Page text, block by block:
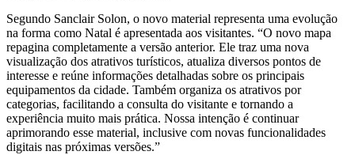
Segundo Sanclair Solon, o novo material representa uma evolução
na forma como Natal é apresentada aos visitantes. “O novo mapa
repagina completamente a versão anterior. Ele traz uma nova
visualização dos atrativos turísticos, atualiza diversos pontos de
interesse e reúne informações detalhadas sobre os principais
equipamentos da cidade. Também organiza os atrativos por
categorias, facilitando a consulta do visitante e tornando a
experiência muito mais prática. Nossa intenção é continuar
aprimorando esse material, inclusive com novas funcionalidades
digitais nas próximas versões.”